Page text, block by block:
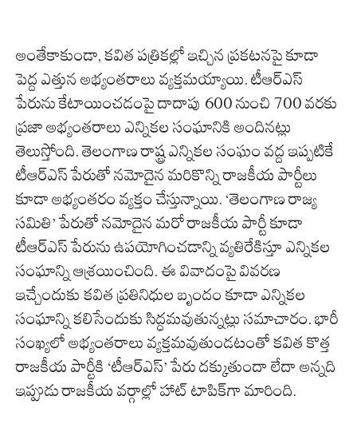
అంతేకాకుండా, కవిత పత్రికల్లో ఇచ్చిన ప్రకటనపై కూడా
పెద్ద ఎత్తున అభ్యంతరాలు వ్యక్తమయ్యాయి. టీఆర్ఎస్
పేరును కేటాయించడంపై దాదాపు 600 నుంచి 700 వరకు
ప్రజా అభ్యంతరాలు ఎన్నికల సంఘానికి అందినట్లు
తెలుస్తోంది. తెలంగాణ రాష్ట్ర ఎన్నికల సంఘం వద్ద ఇప్పటికే
టీఆర్ఎస్ పేరుతో నమోదైన మరికొన్ని రాజకీయ పార్టీలు
కూడా అభ్యంతరం వ్యక్తం చేస్తున్నాయి. ‘తెలంగాణ రాజ్య
సమితి’ పేరుతో నమోదైన మరో రాజకీయ పార్టీ కూడా
టీఆర్ఎస్ పేరును ఉపయోగించడాన్ని వ్యతిరేకిస్తూ ఎన్నికల
సంఘాన్ని ఆశ్రయించింది. ఈ వివాదంపై వివరణ
ఇచ్చేందుకు కవిత ప్రతినిధుల బృందం కూడా ఎన్నికల
సంఘాన్ని కలిసేందుకు సిద్ధమవుతున్నట్లు సమాచారం. భారీ
సంఖ్యలో అభ్యంతరాలు వ్యక్తమవుతుండటంతో కవిత కొత్త
రాజకీయ పార్టీకి ‘టీఆర్ఎస్’ పేరు దక్కుతుందా లేదా అన్నది
ఇప్పుడు రాజకీయ వర్గాల్లో హాట్ టాపిక్‌గా మారింది.